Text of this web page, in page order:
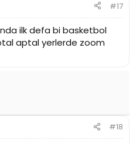
#17
ilk defa bi basketbol
aptal yerlerde zoom
#18